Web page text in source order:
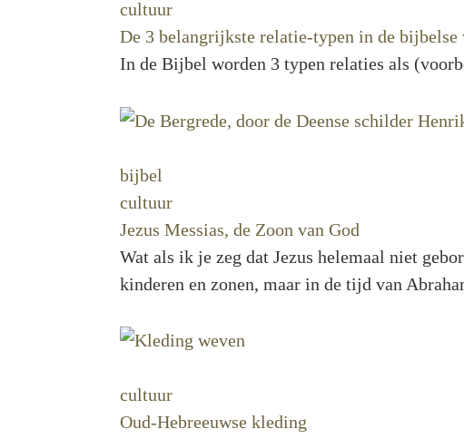
cultuur
De 3 belangrijkste relatie-typen in de bijbelse
In de Bijbel worden 3 typen relaties als
bijbel
cultuur
Jezus Messias, de Zoon van God
Wat als ik je zeg dat Jezus helemaal niet
kinderen en zonen, maar in de tijd van
cultuur
Oud-Hebreeuwse kleding